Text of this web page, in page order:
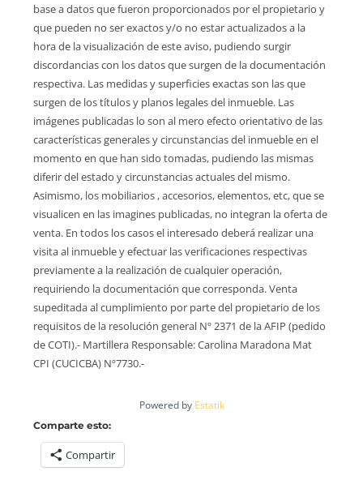
base a datos que fueron proporcionados por el propietario y
que pueden no ser exactos y/o no estar actualizados a la
hora de la visualización de este aviso, pudiendo surgir
discordancias con los datos que surgen de la documentación
respectiva. Las medidas y superficies exactas son las que
surgen de los títulos y planos legales del inmueble. Las
imágenes publicadas lo son al mero efecto orientativo de las
características generales y circunstancias del inmueble en el
momento en que han sido tomadas, pudiendo las mismas
diferir del estado y circunstancias actuales del mismo.
Asimismo, los mobiliarios , accesorios, elementos, etc, que se
visualicen en las imagines publicadas, no integran la oferta de
venta. En todos los casos el interesado deberá realizar una
visita al inmueble y efectuar las verificaciones respectivas
previamente a la realización de cualquier operación,
requiriendo la documentación que corresponda. Venta
supeditada al cumplimiento por parte del propietario de los
requisitos de la resolución general Nº 2371 de la AFIP (pedido
de COTI).- Martillera Responsable: Carolina Maradona Mat
CPI (CUCICBA) Nº7730.-
Powered by Estatik
Comparte esto:
Compartir